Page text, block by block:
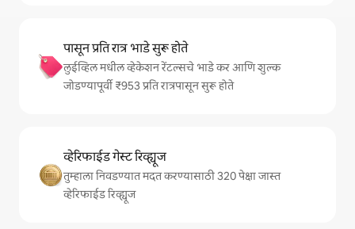
पासून प्रति रात्र भाडे सुरू होते
लुईव्हिल मधील व्हेकेशन रेंटल्सचे भाडे कर आणि शुल्क
जोडण्यापूर्वी ₹953 प्रति रात्रपासून सुरू होते
व्हेरिफाईड गेस्ट रिव्ह्यूज
तुम्हाला निवडण्यात मदत करण्यासाठी 320 पेक्षा जास्त
व्हेरिफाईड रिव्ह्यूज